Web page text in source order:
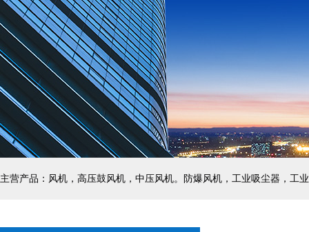
主营产品：风机，高压鼓风机，中压风机。防爆风机，工业吸尘器，工